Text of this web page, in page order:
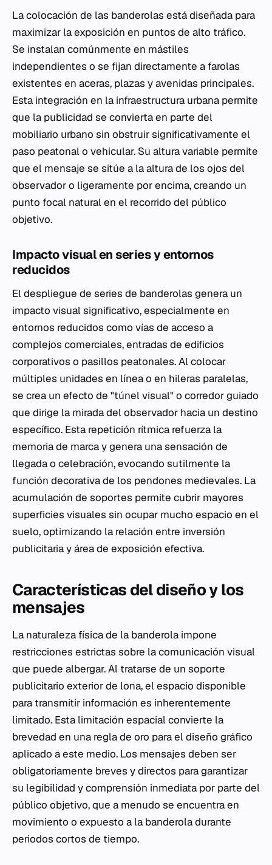
La colocación de las banderolas está diseñada para
maximizar la exposición en puntos de alto tráfico.
Se instalan comúnmente en mástiles
independientes o se fijan directamente a farolas
existentes en aceras, plazas y avenidas principales.
Esta integración en la infraestructura urbana permite
que la publicidad se convierta en parte del
mobiliario urbano sin obstruir significativamente el
paso peatonal o vehicular. Su altura variable permite
que el mensaje se sitúe a la altura de los ojos del
observador o ligeramente por encima, creando un
punto focal natural en el recorrido del público
objetivo.
Impacto visual en series y entornos
reducidos
El despliegue de series de banderolas genera un
impacto visual significativo, especialmente en
entornos reducidos como vías de acceso a
complejos comerciales, entradas de edificios
corporativos o pasillos peatonales. Al colocar
múltiples unidades en línea o en hileras paralelas,
se crea un efecto de "túnel visual" o corredor guiado
que dirige la mirada del observador hacia un destino
específico. Esta repetición rítmica refuerza la
memoria de marca y genera una sensación de
llegada o celebración, evocando sutilmente la
función decorativa de los pendones medievales. La
acumulación de soportes permite cubrir mayores
superficies visuales sin ocupar mucho espacio en el
suelo, optimizando la relación entre inversión
publicitaria y área de exposición efectiva.
Características del diseño y los
mensajes
La naturaleza física de la banderola impone
restricciones estrictas sobre la comunicación visual
que puede albergar. Al tratarse de un soporte
publicitario exterior de lona, el espacio disponible
para transmitir información es inherentemente
limitado. Esta limitación espacial convierte la
brevedad en una regla de oro para el diseño gráfico
aplicado a este medio. Los mensajes deben ser
obligatoriamente breves y directos para garantizar
su legibilidad y comprensión inmediata por parte del
público objetivo, que a menudo se encuentra en
movimiento o expuesto a la banderola durante
periodos cortos de tiempo.